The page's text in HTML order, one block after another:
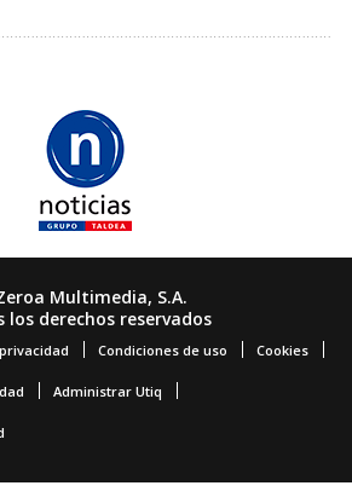
Multimedia, S.A.
los derechos reservados
Condiciones de uso Cookies
Administrar Utiq